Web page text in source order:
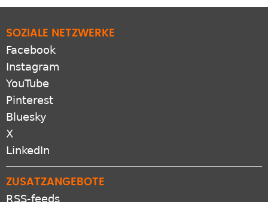
SOZIALE NETZWERKE
Facebook
Instagram
YouTube
Pinterest
Bluesky
X
LinkedIn
ZUSATZANGEBOTE
RSS-feeds